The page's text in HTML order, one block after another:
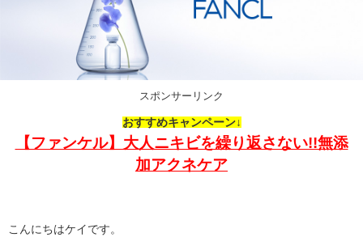
スポンサーリンク
おすすめキャンペーン↓
【ファンケル】大人ニキビを繰り返さない!!無添
加アクネケア
こんにちはケイです。